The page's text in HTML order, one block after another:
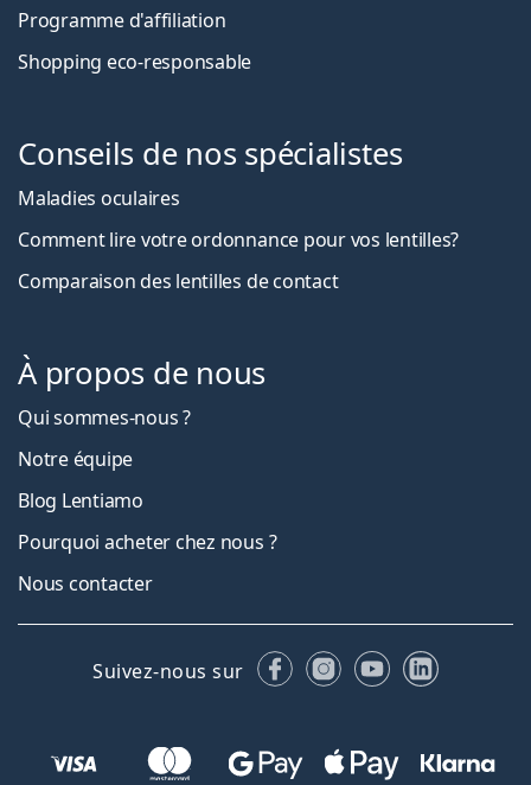
Programme d'affiliation
Shopping eco-responsable
Conseils de nos spécialistes
Maladies oculaires
Comment lire votre ordonnance pour vos lentilles?
Comparaison des lentilles de contact
À propos de nous
Qui sommes-nous ?
Notre équipe
Blog Lentiamo
Pourquoi acheter chez nous ?
Nous contacter
Suivez-nous sur FacebookInstagram
YouTubeLinkedIn